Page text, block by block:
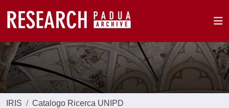
IRIS
Catalogo Ricerca UNIPD